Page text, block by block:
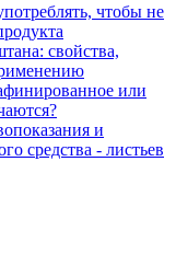
чтобы не
свойства,
или
и
средства - листьев